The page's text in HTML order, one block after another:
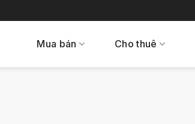
Mua bán Cho thuê